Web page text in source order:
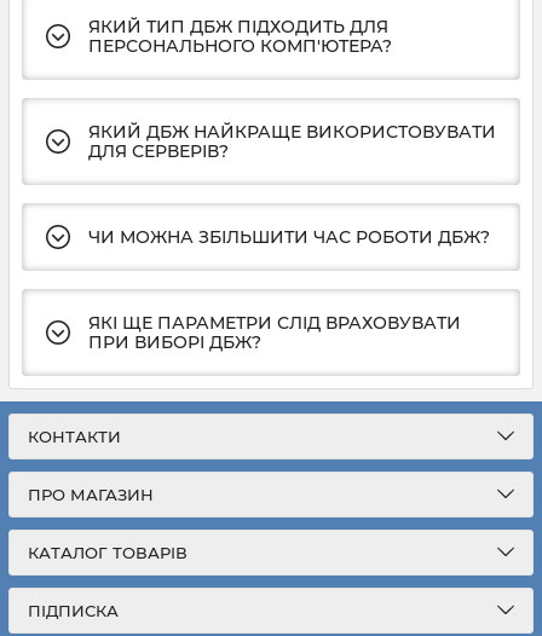
ЯКИЙ ТИП ДБЖ ПІДХОДИТЬ ДЛЯ
ПЕРСОНАЛЬНОГО КОМП'ЮТЕРА?
ЯКИЙ ДБЖ НАЙКРАЩЕ ВИКОРИСТОВУВАТИ
ДЛЯ СЕРВЕРІВ?
ЧИ МОЖНА ЗБІЛЬШИТИ ЧАС РОБОТИ ДБЖ?
ЯКІ ЩЕ ПАРАМЕТРИ СЛІД ВРАХОВУВАТИ
ПРИ ВИБОРІ ДБЖ?
КОНТАКТИ
ПРО МАГАЗИН
КАТАЛОГ ТОВАРІВ
ПІДПИСКА